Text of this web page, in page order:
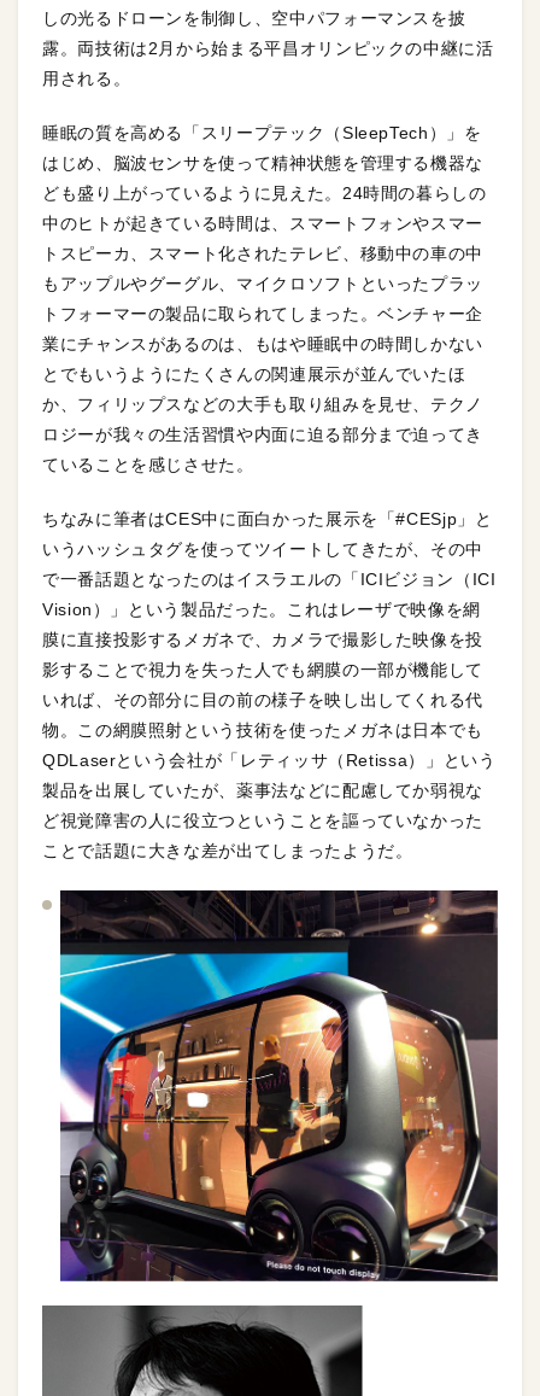
しの光るドローンを制御し、空中パフォーマンスを披
露。両技術は2月から始まる平昌オリンピックの中継に活
用される。
睡眠の質を高める「スリープテック（SleepTech）」を
はじめ、脳波センサを使って精神状態を管理する機器な
ども盛り上がっているように見えた。24時間の暮らしの
中のヒトが起きている時間は、スマートフォンやスマー
トスピーカ、スマート化されたテレビ、移動中の車の中
もアップルやグーグル、マイクロソフトといったプラッ
トフォーマーの製品に取られてしまった。ベンチャー企
業にチャンスがあるのは、もはや睡眠中の時間しかない
とでもいうようにたくさんの関連展示が並んでいたほ
か、フィリップスなどの大手も取り組みを見せ、テクノ
ロジーが我々の生活習慣や内面に迫る部分まで迫ってき
ていることを感じさせた。
ちなみに筆者はCES中に面白かった展示を「#CESjp」と
いうハッシュタグを使ってツイートしてきたが、その中
で一番話題となったのはイスラエルの「ICIビジョン（ICI
Vision）」という製品だった。これはレーザで映像を網
膜に直接投影するメガネで、カメラで撮影した映像を投
影することで視力を失った人でも網膜の一部が機能して
いれば、その部分に目の前の様子を映し出してくれる代
物。この網膜照射という技術を使ったメガネは日本でも
QDLaserという会社が「レティッサ（Retissa）」という
製品を出展していたが、薬事法などに配慮してか弱視な
ど視覚障害の人に役立つということを謳っていなかった
ことで話題に大きな差が出てしまったようだ。